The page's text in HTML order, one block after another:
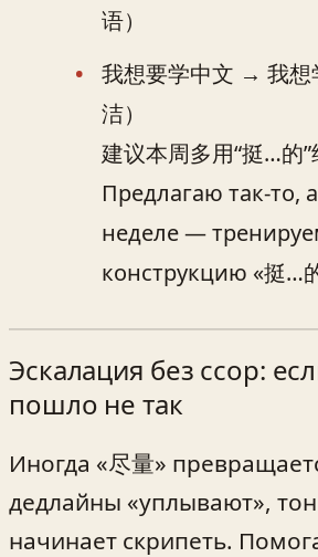
语）
我想要学中文 → 我想
洁）
建议本周多用“挺…的”
Предлагаю так-то,
неделе —
конструкцию «挺…
Эскалация без ссор:
пошло не так
Иногда «尽量»
дедлайны «уплывают»,
начинает скрипеть.